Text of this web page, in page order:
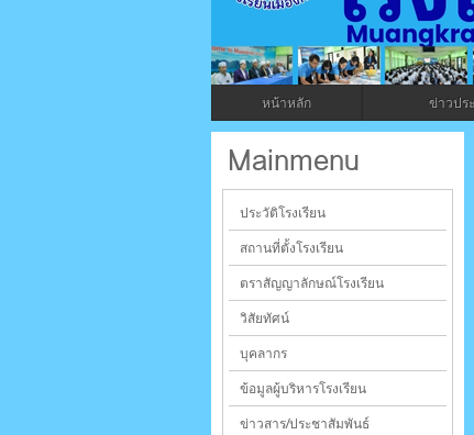
กระบี่
ระบบบริหารจัดการเว็บไซต์ (CMS) ด้ว
หน้าหลัก ข่าวปร
Mainmenu
ประวัติโรงเรียน
สถานที่ตั้งโรงเรียน
ตราสัญญาลักษณ์โรงเรียน
วิสัยทัศน์
บุคลากร
ข้อมูลผู้บริหารโรงเรียน
ข่าวสาร/ประชาสัมพันธ์